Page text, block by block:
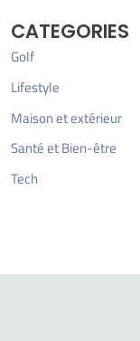
CATEGORIES
Golf
Lifestyle
Maison et extérieur
Santé et Bien-être
Tech